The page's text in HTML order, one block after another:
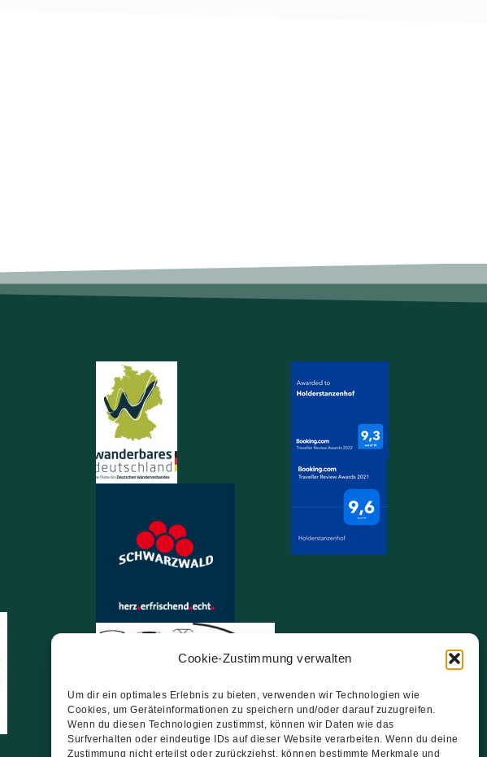
Cookie-Zustimmung verwalten
Um dir ein optimales Erlebnis zu bieten, verwenden wir Technologien wie
Cookies, um Geräteinformationen zu speichern und/oder darauf zuzugreifen.
Wenn du diesen Technologien zustimmst, können wir Daten wie das
Surfverhalten oder eindeutige IDs auf dieser Website verarbeiten. Wenn du deine
Zustimmung nicht erteilst oder zurückziehst, können bestimmte Merkmale und